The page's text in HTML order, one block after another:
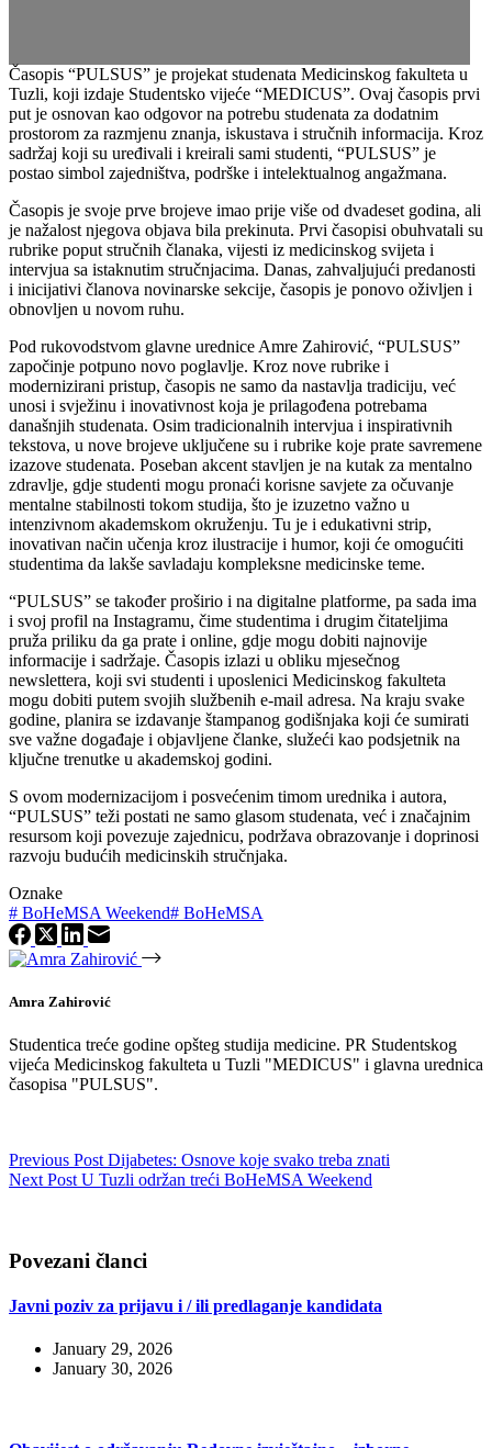
Časopis “PULSUS” je projekat studenata Medicinskog fakulteta u
Tuzli, koji izdaje Studentsko vijeće “MEDICUS”. Ovaj časopis prvi
put je osnovan kao odgovor na potrebu studenata za dodatnim
prostorom za razmjenu znanja, iskustava i stručnih informacija. Kroz
sadržaj koji su uređivali i kreirali sami studenti, “PULSUS” je
postao simbol zajedništva, podrške i intelektualnog angažmana.
Časopis je svoje prve brojeve imao prije više od dvadeset godina, ali
je nažalost njegova objava bila prekinuta. Prvi časopisi obuhvatali su
rubrike poput stručnih članaka, vijesti iz medicinskog svijeta i
intervjua sa istaknutim stručnjacima. Danas, zahvaljujući predanosti
i inicijativi članova novinarske sekcije, časopis je ponovo oživljen i
obnovljen u novom ruhu.
Pod rukovodstvom glavne urednice Amre Zahirović, “PULSUS”
započinje potpuno novo poglavlje. Kroz nove rubrike i
modernizirani pristup, časopis ne samo da nastavlja tradiciju, već
unosi i svježinu i inovativnost koja je prilagođena potrebama
današnjih studenata. Osim tradicionalnih intervjua i inspirativnih
tekstova, u nove brojeve uključene su i rubrike koje prate savremene
izazove studenata. Poseban akcent stavljen je na kutak za mentalno
zdravlje, gdje studenti mogu pronaći korisne savjete za očuvanje
mentalne stabilnosti tokom studija, što je izuzetno važno u
intenzivnom akademskom okruženju. Tu je i edukativni strip,
inovativan način učenja kroz ilustracije i humor, koji će omogućiti
studentima da lakše savladaju kompleksne medicinske teme.
“PULSUS” se također proširio i na digitalne platforme, pa sada ima
i svoj profil na Instagramu, čime studentima i drugim čitateljima
pruža priliku da ga prate i online, gdje mogu dobiti najnovije
informacije i sadržaje. Časopis izlazi u obliku mjesečnog
newslettera, koji svi studenti i uposlenici Medicinskog fakulteta
mogu dobiti putem svojih službenih e-mail adresa. Na kraju svake
godine, planira se izdavanje štampanog godišnjaka koji će sumirati
sve važne događaje i objavljene članke, služeći kao podsjetnik na
ključne trenutke u akademskoj godini.
S ovom modernizacijom i posvećenim timom urednika i autora,
“PULSUS” teži postati ne samo glasom studenata, već i značajnim
resursom koji povezuje zajednicu, podržava obrazovanje i doprinosi
razvoju budućih medicinskih stručnjaka.
Oznake
# BoHeMSA Weekend# BoHeMSA
Amra Zahirović
Studentica treće godine opšteg studija medicine. PR Studentskog
vijeća Medicinskog fakulteta u Tuzli "MEDICUS" i glavna urednica
časopisa "PULSUS".
Previous Post Dijabetes: Osnove koje svako treba znati
Next Post U Tuzli održan treći BoHeMSA Weekend
Povezani članci
Javni poziv za prijavu i / ili predlaganje kandidata
January 29, 2026
January 30, 2026